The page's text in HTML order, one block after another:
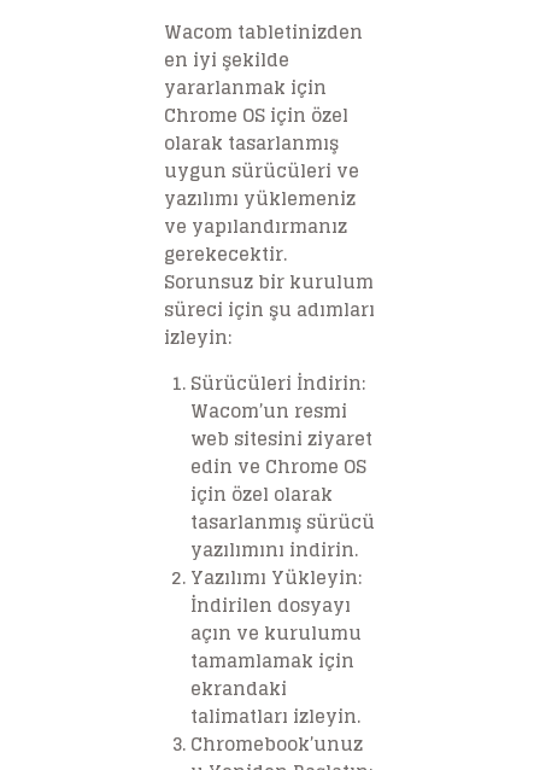
Wacom tabletinizden
en iyi şekilde
yararlanmak için
Chrome OS için özel
olarak tasarlanmış
uygun sürücüleri ve
yazılımı yüklemeniz
ve yapılandırmanız
gerekecektir.
Sorunsuz bir kurulum
süreci için şu adımları
izleyin:
Sürücüleri İndirin:
Wacom’un resmi
web sitesini ziyaret
edin ve Chrome OS
için özel olarak
tasarlanmış sürücü
yazılımını indirin.
Yazılımı Yükleyin:
İndirilen dosyayı
açın ve kurulumu
tamamlamak için
ekrandaki
talimatları izleyin.
Chromebook’unuz